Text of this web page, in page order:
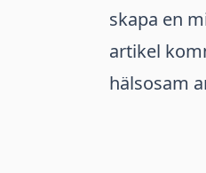
skapa en
artikel
hälsosam